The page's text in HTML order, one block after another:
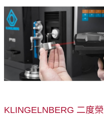
KLINGELNBERG 二度榮